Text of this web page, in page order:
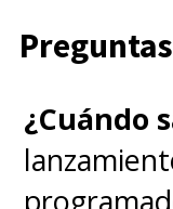
¿Cuándo